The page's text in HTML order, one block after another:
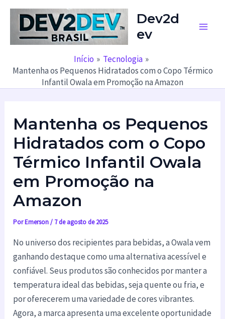
Dev2d
ev
Início
Tecnologia
Mantenha os Pequenos Hidratados com o Copo Térmico
Infantil Owala em Promoção na Amazon
Mantenha os Pequenos
Hidratados com o Copo
Térmico Infantil Owala
em Promoção na
Amazon
PorEmerson/ 7 de agosto de 2025
No universo dos recipientes para bebidas, a Owala vem
ganhando destaque como uma alternativa acessível e
confiável. Seus produtos são conhecidos por manter a
temperatura ideal das bebidas, seja quente ou fria, e
por oferecerem uma variedade de cores vibrantes.
Agora, a marca apresenta uma excelente oportunidade